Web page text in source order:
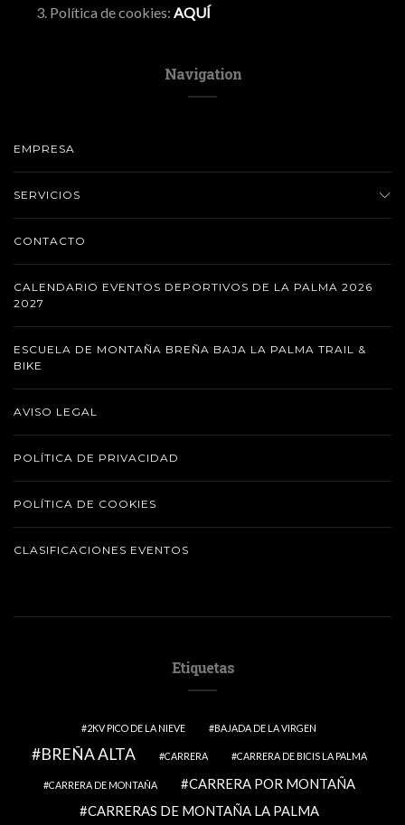
Política de cookies: AQUÍ
Navigation
EMPRESA
SERVICIOS
CONTACTO
CALENDARIO EVENTOS DEPORTIVOS DE LA PALMA 2026
2027
ESCUELA DE MONTAÑA BREÑA BAJA LA PALMA TRAIL &
BIKE
AVISO LEGAL
POLÍTICA DE PRIVACIDAD
POLÍTICA DE COOKIES
CLASIFICACIONES EVENTOS
Etiquetas
2KV PICO DE LA NIEVE BAJADA DE LA VIRGEN
BREÑA ALTA CARRERA CARRERA DE BICIS LA PALMA
CARRERA DE MONTAÑA
CARRERA POR MONTAÑA
CARRERAS DE MONTAÑA LA PALMA